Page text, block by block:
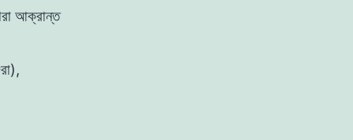
আক্রান্ত